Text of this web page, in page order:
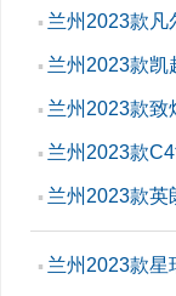
▪ 兰州2023款凡
▪ 兰州2023款凯
▪ 兰州2023款致
▪ 兰州2023款
▪ 兰州2023款英
▪ 兰州2023款星